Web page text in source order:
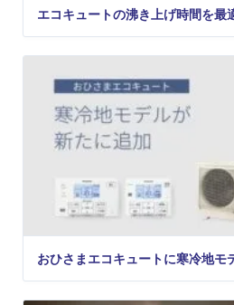
エコキュートの沸き上げ時間を最
おひさまエコキュートに寒冷地モ